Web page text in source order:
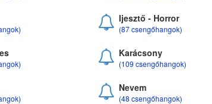
Ijesztő - Horror
(87 csengőhangok)
Karácsony
(109 csengőhangok)
Nevem
(48 csengőhangok)